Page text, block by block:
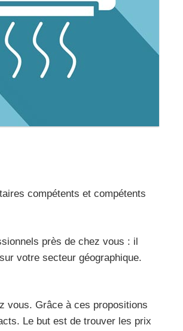
compétents et compétents
près de chez vous : il
votre secteur géographique.
vous. Grâce à ces propositions
Le but est de trouver les prix